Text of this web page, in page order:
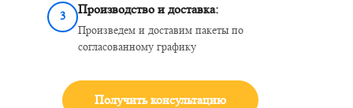
3 Производство и доставка:
Произведем и доставим пакеты по
согласованному графику
Получить консультацию